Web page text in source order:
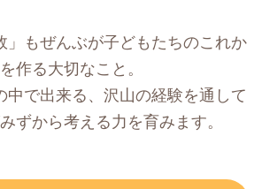
」もぜんぶが子どもたちのこれか
作る大切なこと。
中で出来る、沢山の経験を通して
ずから考える力を育みます。